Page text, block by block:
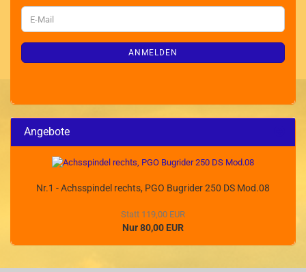
WEITER
ZUR
ANMELDUNG
E-
Mail
ANMELDEN
Angebote
Nr.1 - Achsspindel rechts, PGO Bugrider 250 DS Mod.08
Statt 119,00 EUR
Nur 80,00 EUR